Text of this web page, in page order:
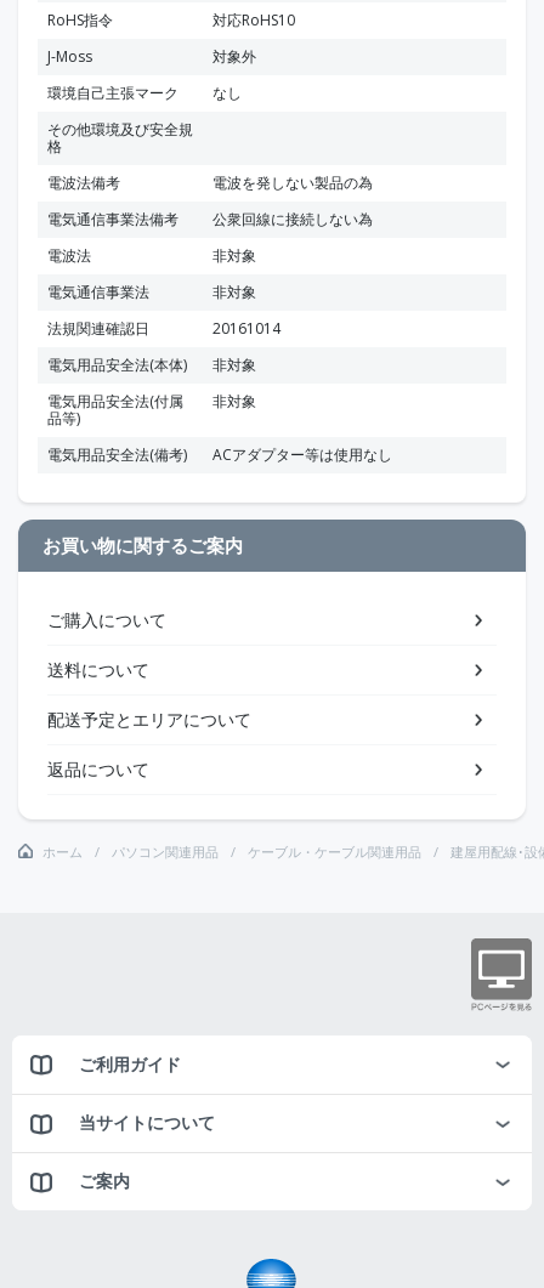
RoHS指令
対応RoHS10
J-Moss
対象外
環境自己主張マーク
なし
その他環境及び安全規
格
電波法備考
電波を発しない製品の為
電気通信事業法備考
公衆回線に接続しない為
電波法
非対象
電気通信事業法
非対象
法規関連確認日
20161014
電気用品安全法(本体)
非対象
電気用品安全法(付属
品等)
非対象
電気用品安全法(備考) ACアダプター等は使用なし
お買い物に関するご案内
ご購入について
送料について
配送予定とエリアについて
返品について
ホーム パソコン関連用品 ケーブル・ケーブル関連用品 建屋用配線･設
ご利用ガイド
当サイトについて
ご案内